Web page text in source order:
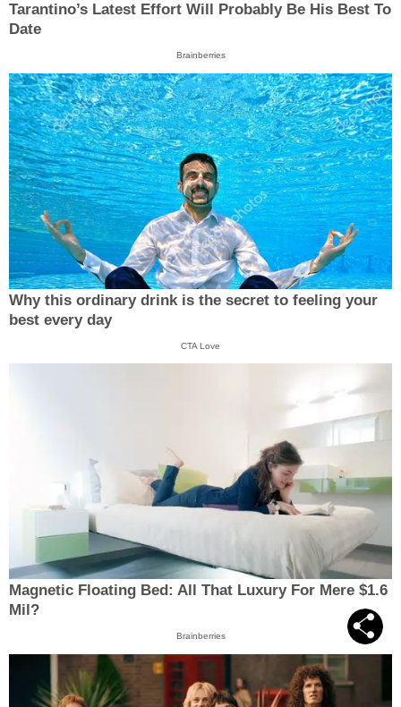
Tarantino’s Latest Effort Will Probably Be His Best To
Date
Brainberries
Why this ordinary drink is the secret to feeling your
best every day
CTA Love
Magnetic Floating Bed: All That Luxury For Mere $1.6
Mil?
Brainberries